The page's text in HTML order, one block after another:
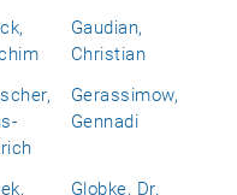
Gaudian,
Christian
Gerassimow,
Gennadi
Globke, Dr.